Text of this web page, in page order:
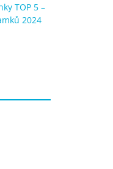
TOP 5 –
2024